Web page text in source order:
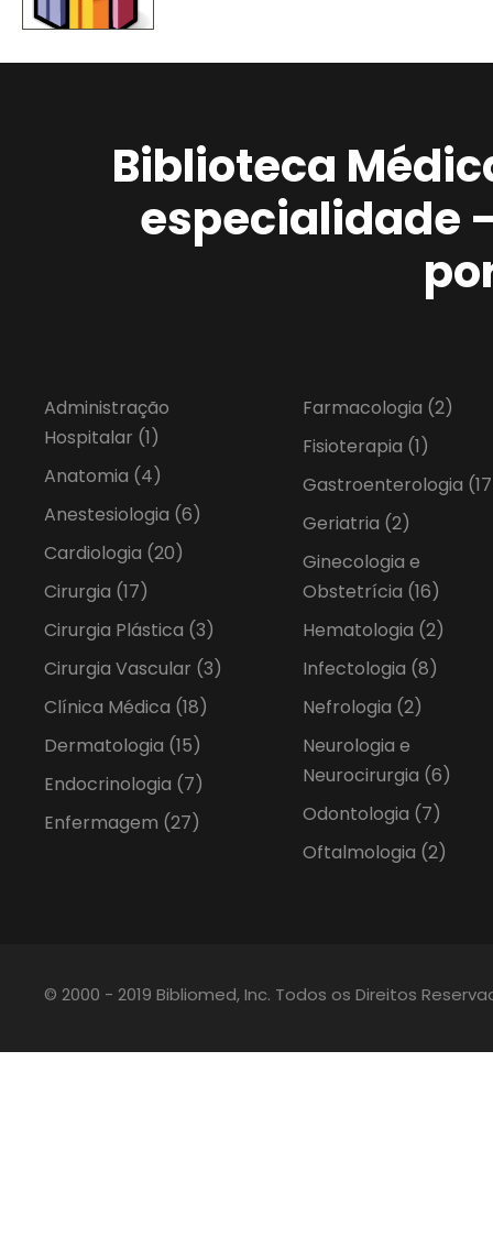
Biblioteca
especialidade
Administração
Hospitalar (1)
Anatomia (4)
Anestesiologia (6)
Cardiologia (20)
Cirurgia (17)
Cirurgia Plástica (3)
Cirurgia Vascular (3)
Clínica Médica (18)
Dermatologia (15)
Endocrinologia (7)
Enfermagem (27)
Farmacologia (2)
Fisioterapia (1)
Gastroenterologia
Geriatria (2)
Ginecologia e
Obstetrícia (16)
Hematologia (2)
Infectologia (8)
Nefrologia (2)
Neurologia e
Neurocirurgia (6)
Odontologia (7)
Oftalmologia (2)
© 2000 - 2019 Bibliomed, Inc. Todos os Direitos